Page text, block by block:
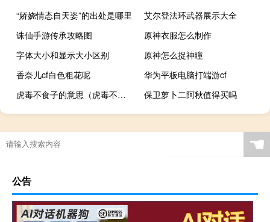
“娇娆情态自天姿”的出处是哪里
艾尔登法环武器展示大全
诛仙手游传承攻略图
原神衣服怎么制作
字体大小和显示大小区别
原神怎么捉神瞳
香奈儿cf白色粗花呢
华为平板电脑打端游cf
虎毒不食子的意思（虎毒不食子什么意思）
保卫萝卜二阿秋值得买吗
☚
公告